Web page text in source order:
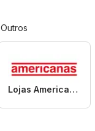
Outros
Lojas Americanas